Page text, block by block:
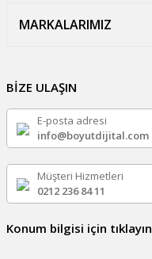
MARKALARIMIZ
BİZE ULAŞIN
E-posta adresi
info@boyutdijital.com
Müşteri Hizmetleri
0212 236 84 11
Konum bilgisi için tıklayın